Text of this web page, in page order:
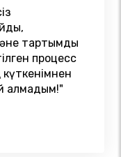
тартымды
процесс
алмадым!"